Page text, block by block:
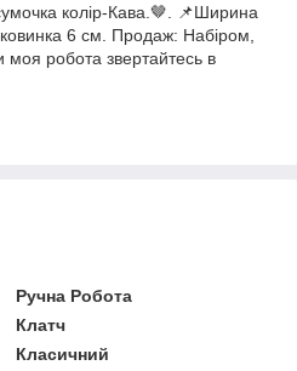
колір-Кава.🤎. 📌Ширина
6 см. Продаж: Набіром,
робота звертайтесь в
Ручна Робота
Клатч
Класичний